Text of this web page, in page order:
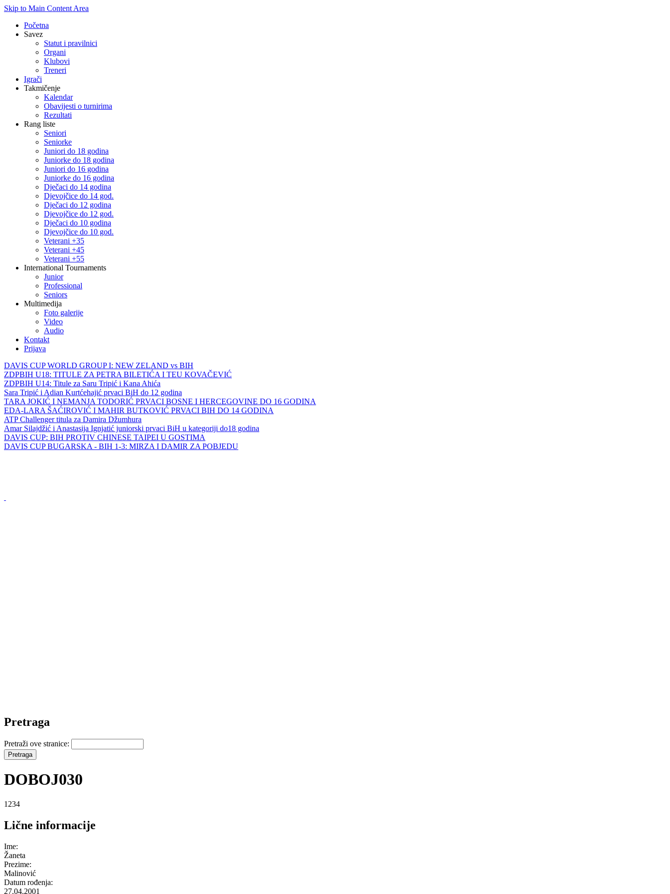
Skip to Main Content Area
Početna
Savez
Statut i pravilnici
Organi
Klubovi
Treneri
Igrači
Takmičenje
Kalendar
Obavijesti o turnirima
Rezultati
Rang liste
Seniori
Seniorke
Juniori do 18 godina
Juniorke do 18 godina
Juniori do 16 godina
Juniorke do 16 godina
Dječaci do 14 godina
Djevojčice do 14 god.
Dječaci do 12 godina
Djevojčice do 12 god.
Dječaci do 10 godina
Djevojčice do 10 god.
Veterani +35
Veterani +45
Veterani +55
International Tournaments
Junior
Professional
Seniors
Multimedija
Foto galerije
Video
Audio
Kontakt
Prijava
DAVIS CUP WORLD GROUP I: NEW ZELAND vs BIH
ZDPBIH U18: TITULE ZA PETRA BILETIĆA I TEU KOVAČEVIĆ
ZDPBIH U14: Titule za Saru Tripić i Kana Ahića
Sara Tripić i Adian Kurtćehajić prvaci BiH do 12 godina
TARA JOKIĆ I NEMANJA TODORIĆ PRVACI BOSNE I HERCEGOVINE DO 16 GODINA
EDA-LARA ŠAĆIROVIĆ I MAHIR BUTKOVIĆ PRVACI BIH DO 14 GODINA
ATP Challenger titula za Damira Džumhura
Amar Silajdžić i Anastasija Ignjatić juniorski prvaci BiH u kategoriji do18 godina
DAVIS CUP: BIH PROTIV CHINESE TAIPEI U GOSTIMA
DAVIS CUP BUGARSKA - BIH 1-3: MIRZA I DAMIR ZA POBJEDU
Pretraga
Pretraži ove stranice:
DOBOJ030
1234
Lične informacije
Ime:
Žaneta
Prezime:
Malinović
Datum rođenja:
27.04.2001